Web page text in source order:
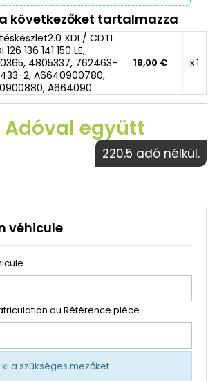
következőket tartalmazza
XDI / CDTI
126 136 141 150 LE,
4805337, 762463-
2, A6640900780,
A664090
18,00 € x 1
Adóval együtt
220.5 adó nélkül.
véhicule
ou Référence pièce
a szükséges mezőket.